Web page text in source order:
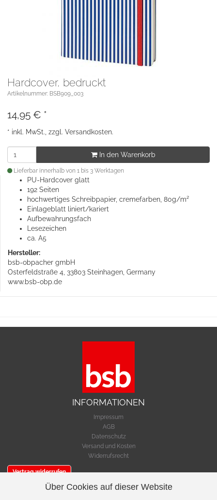
Hardcover, bedruckt
Artikelnummer: BSB909_003
14,95 € *
* inkl. MwSt., zzgl. Versandkosten.
In den Warenkorb
Lieferbar innerhalb von 1 bis 3 Werktagen
PU-Hardcover glatt
192 Seiten
hochwertiges Schreibpapier, cremefarben, 80g/m²
Einlageblatt liniert/kariert
Aufbewahrungsfach
Lesezeichen
ca. A5
Hersteller:
bsb-obpacher gmbH
Osterfeldstraße 4, 33803 Steinhagen, Germany
www.bsb-obp.de
INFORMATIONEN
Impressum
AGB
Datenschutz
Versand und Kosten
Widerrufsrecht
Vertrag widerrufen
SERVICE
Über Cookies auf dieser Website